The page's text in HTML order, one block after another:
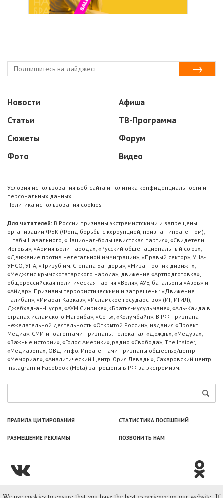
Новости
Статьи
Сюжеты
Фото
Афиша
ТВ-Программа
Форум
Видео
Условия использования веб-сайта и политика конфиденциальности и
персональных данных
Политика использования cookies
Для читателей: В России признаны экстремистскими и запрещены
организации ФБК (Фонд борьбы с коррупцией, признан иноагентом),
Штабы Навального, «Национал-большевистская партия», «Свидетели
Иеговы», «Армия воли народа», «Русский общенациональный союз»,
«Движение против нелегальной иммиграции», «Правый сектор», УНА-
УНСО, УПА, «Тризуб им. Степана Бандеры», «Мизантропик дивижн»,
«Меджлис крымскотатарского народа», движение «Артподготовка»,
общероссийская политическая партия «Воля», АУЕ, батальоны «Азов» и
«Айдар». Признаны террористическими и запрещены: «Движение
Талибан», «Имарат Кавказ», «Исламское государство» (ИГ, ИГИЛ),
Джебхад-ан-Нусра, «АУМ Синрике», «Братья-мусульмане», «Аль-Каида в
странах исламского Магриба», «Сеть», «Колумбайн». В РФ признана
нежелательной деятельность «Открытой России», издания «Проект
Медиа». СМИ-иноагентами признаны: телеканал «Дождь», «Медуза»,
«Важные истории», «Голос Америки», радио «Свобода», The Insider,
«Медиазона», ОВД-инфо. Иноагентами признаны общество/центр
«Мемориал», «Аналитический Центр Юрия Левады», Сахаровский центр.
Instagram и Facebook (Metа) запрещены в РФ за экстремизм.
ПРАВИЛА ЦИТИРОВАНИЯ СТАТИСТИКА ПОСЕЩЕНИЙ
РАЗМЕЩЕНИЕ РЕКЛАМЫ ПОЗВОНИТЬ НАМ
© ООО «Лаборатория Новоcтей», 2003—2026.